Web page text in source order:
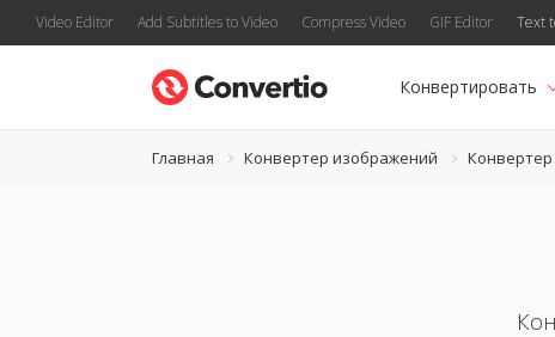
Video Editor Add Subtitles to Video Compress Video GIF Editor Text
Конвертировать
Главная Конвертер изображений Конвертер